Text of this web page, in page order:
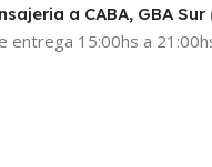
a CABA, GBA Sur
entrega 15:00hs a